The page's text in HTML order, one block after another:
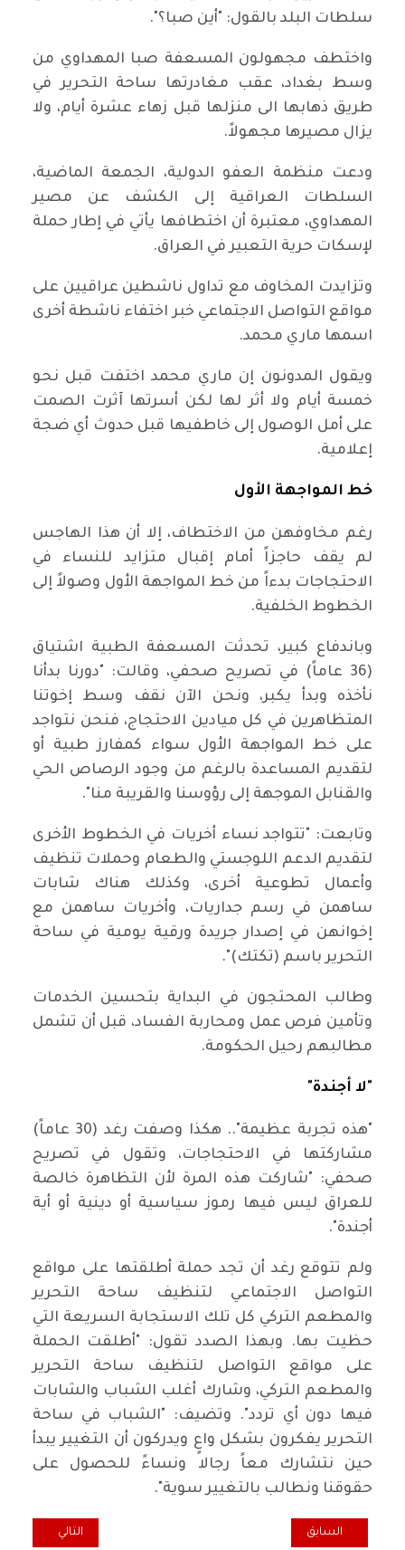
سلطات البلد بالقول: "أين صبا؟".
واختطف مجهولون المسعفة صبا المهداوي من
وسط بغداد، عقب مغادرتها ساحة التحرير في
طريق ذهابها الى منزلها قبل زهاء عشرة أيام، ولا
يزال مصيرها مجهولاً.
ودعت منظمة العفو الدولية، الجمعة الماضية،
السلطات العراقية إلى الكشف عن مصير
المهداوي، معتبرة أن اختطافها يأتي في إطار حملة
لإسكات حرية التعبير في العراق.
وتزايدت المخاوف مع تداول ناشطين عراقيين على
مواقع التواصل الاجتماعي خبر اختفاء ناشطة أخرى
اسمها ماري محمد.
ويقول المدونون إن ماري محمد اختفت قبل نحو
خمسة أيام ولا أثر لها لكن أسرتها آثرت الصمت
على أمل الوصول إلى خاطفيها قبل حدوث أي ضجة
إعلامية.
خط المواجهة الأول
رغم مخاوفهن من الاختطاف، إلا أن هذا الهاجس
لم يقف حاجزاً أمام إقبال متزايد للنساء في
الاحتجاجات بدءاً من خط المواجهة الأول وصولاً إلى
الخطوط الخلفية.
وباندفاع كبير، تحدثت المسعفة الطبية اشتياق
(36 عاماً) في تصريح صحفي، وقالت: "دورنا بدأنا
نأخذه وبدأ يكبر، ونحن الآن نقف وسط إخوتنا
المتظاهرين في كل ميادين الاحتجاج، فنحن نتواجد
على خط المواجهة الأول سواء كمفارز طبية أو
لتقديم المساعدة بالرغم من وجود الرصاص الحي
والقنابل الموجهة إلى رؤوسنا والقريبة منا".
وتابعت: "تتواجد نساء أخريات في الخطوط الأخرى
لتقديم الدعم اللوجستي والطعام وحملات تنظيف
وأعمال تطوعية أخرى، وكذلك هناك شابات
ساهمن في رسم جداريات، وأخريات ساهمن مع
إخوانهن في إصدار جريدة ورقية يومية في ساحة
التحرير باسم (تكتك)".
وطالب المحتجون في البداية بتحسين الخدمات
وتأمين فرص عمل ومحاربة الفساد، قبل أن تشمل
مطالبهم رحيل الحكومة.
"لا أجندة"
"هذه تجربة عظيمة".. هكذا وصفت رغد (30 عاماً)
مشاركتها في الاحتجاجات، وتقول في تصريح
صحفي: "شاركت هذه المرة لأن التظاهرة خالصة
للعراق ليس فيها رموز سياسية أو دينية أو أية
أجندة".
ولم تتوقع رغد أن تجد حملة أطلقتها على مواقع
التواصل الاجتماعي لتنظيف ساحة التحرير
والمطعم التركي كل تلك الاستجابة السريعة التي
حظيت بها. وبهذا الصدد تقول: "أطلقت الحملة
على مواقع التواصل لتنظيف ساحة التحرير
والمطعم التركي، وشارك أغلب الشباب والشابات
فيها دون أي تردد". وتضيف: "الشباب في ساحة
التحرير يفكرون بشكل واعٍ ويدركون أن التغيير يبدأ
حين نتشارك معاً رجالا ونساءً للحصول على
حقوقنا ونطالب بالتغيير سوية".
المقال السابق: واشنطن بوست: بغداد تخفي عدد قتلى التظاهرات
السابق المقال التالي:
التالي